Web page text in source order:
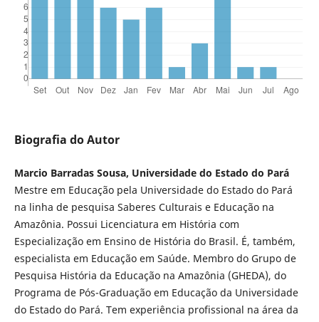
Biografia do Autor
Marcio Barradas Sousa, Universidade do Estado do Pará
Mestre em Educação pela Universidade do Estado do Pará
na linha de pesquisa Saberes Culturais e Educação na
Amazônia. Possui Licenciatura em História com
Especialização em Ensino de História do Brasil. É, também,
especialista em Educação em Saúde. Membro do Grupo de
Pesquisa História da Educação na Amazônia (GHEDA), do
Programa de Pós-Graduação em Educação da Universidade
do Estado do Pará. Tem experiência profissional na área da